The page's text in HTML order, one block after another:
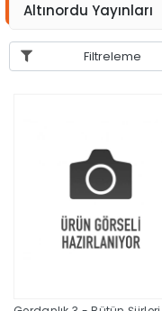
Altınordu Yayınları
Filtreleme